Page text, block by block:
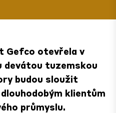
Gefco otevřela v
devátou tuzemskou
budou sloužit
klientům
průmyslu.